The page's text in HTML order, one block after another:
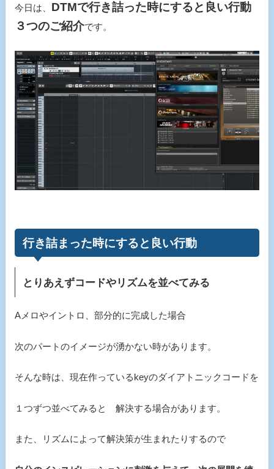
今日は、 DTMで行き詰った時にすると良い行動
３つのご紹介です。
行き詰まった時にすると良い行動
とりあえずコードやリズムを並べてみる
Aメロやイントロ、部分的に完成した場合
次のパートのイメージが湧かない時があります。
そんな時は、現在作っているkeyのダイアトニックコードを
１つずつ並べてみると 解決する場合があります。
また、リズムによって解決策が生まれたりするので